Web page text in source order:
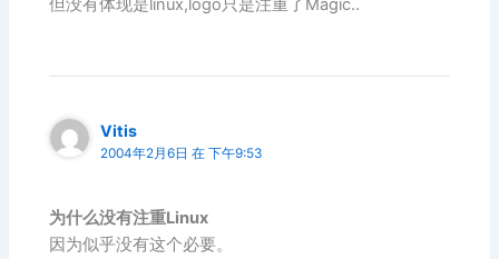
但没有体现是linux,logo只是注重了Magic..
Vitis
2004年2月6日 在 下午9:53
为什么没有注重Linux
因为似乎没有这个必要。